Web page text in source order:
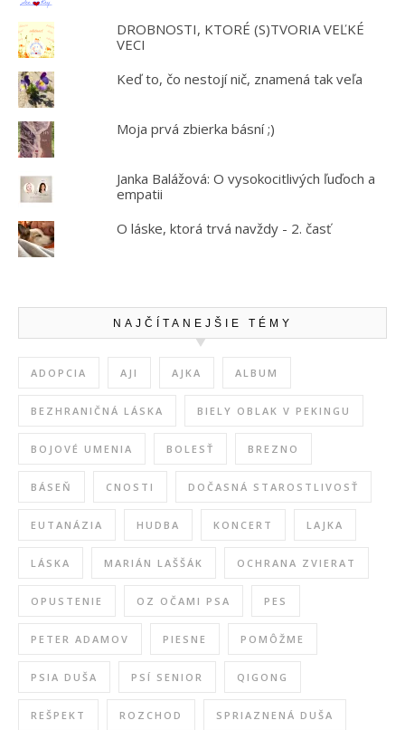
DROBNOSTI, KTORÉ (S)TVORIA VEĽKÉ
VECI
Keď to, čo nestojí nič, znamená tak veľa
Moja prvá zbierka básní ;)
Janka Balážová: O vysokocitlivých ľuďoch a
empatii
O láske, ktorá trvá navždy - 2. časť
NAJČÍTANEJŠIE TÉMY
ADOPCIA AJI AJKA ALBUM
BEZHRANIČNÁ LÁSKA BIELY OBLAK V PEKINGU
BOJOVÉ UMENIA BOLESŤ BREZNO
BÁSEŇ CNOSTI DOČASNÁ STAROSTLIVOSŤ
EUTANÁZIA HUDBA KONCERT LAJKA
LÁSKA MARIÁN LAŠŠÁK OCHRANA ZVIERAT
OPUSTENIE OZ OČAMI PSA PES
PETER ADAMOV PIESNE POMÔŽME
PSIA DUŠA PSÍ SENIOR QIGONG
REŠPEKT ROZCHOD SPRIAZNENÁ DUŠA